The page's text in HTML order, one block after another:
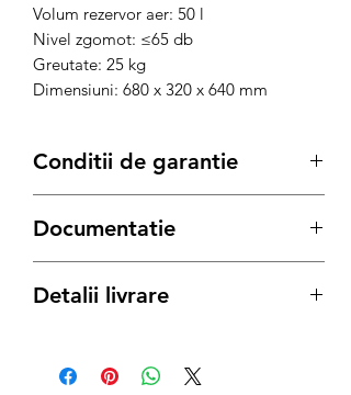
Volum rezervor aer: 50 l
Nivel zgomot: ≤65 db
Greutate: 25 kg
Dimensiuni: 680 x 320 x 640 mm
Conditii de garantie
Bisonte, este conform legii de:
24 lunipentru achizitiile pe Persoana
In caz de necesitate:
Documentatie
Manual de utilizare
Detalii livrare
oriunde in Bucuresti - Ilfov si oriunde in
Romania sau predare personala directa